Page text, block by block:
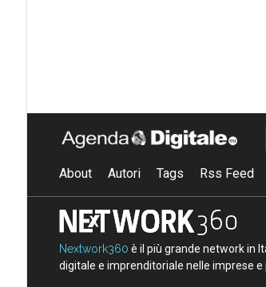
About Autori Tags Rss Feed
Nextwork360 è il più grande network in
digitale e imprenditoriale nelle imprese